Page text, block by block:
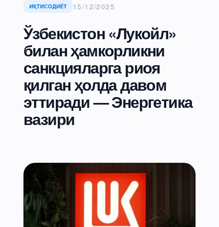
ИҚТИСОДИЁТ 15/12/2025
Ўзбекистон «Лукойл»
билан ҳамкорликни
санкцияларга риоя
қилган ҳолда давом
эттиради — Энергетика
вазири